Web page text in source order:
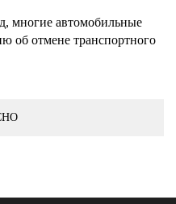
многие автомобильные
об отмене транспортного